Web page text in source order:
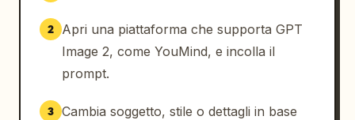
2
Apri una piattaforma che supporta GPT
Image 2, come YouMind, e incolla il
prompt.
3 Cambia soggetto, stile o dettagli in base